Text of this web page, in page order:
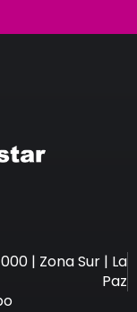
| Zona Sur | La
Paz